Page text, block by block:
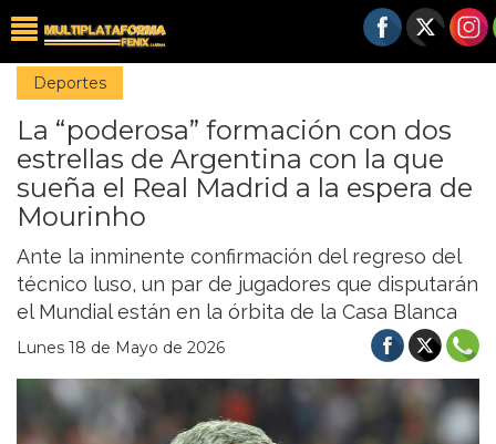
Deportes
La “poderosa” formación con dos
estrellas de Argentina con la que
sueña el Real Madrid a la espera de
Mourinho
Ante la inminente confirmación del regreso del
técnico luso, un par de jugadores que disputarán
el Mundial están en la órbita de la Casa Blanca
Lunes 18 de Mayo de 2026